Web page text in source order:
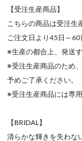
【受注生産商品】
こちらの商品は受注生
ご注文日より45日～60
※生産の都合上、発送
※受注生産商品のため
予めご了承ください。
※受注生産商品には専
【BRIDAL】
清らかな輝きを失わな